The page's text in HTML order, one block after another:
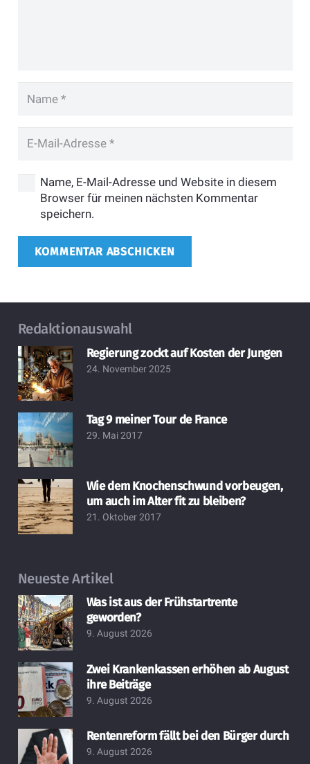
Name, E-Mail-Adresse und Website in diesem
Browser für meinen nächsten Kommentar
speichern.
KOMMENTAR ABSCHICKEN
Redaktionauswahl
Regierung zockt auf Kosten der Jungen
24. November 2025
Tag 9 meiner Tour de France
29. Mai 2017
Wie dem Knochenschwund vorbeugen,
um auch im Alter fit zu bleiben?
21. Oktober 2017
Neueste Artikel
Was ist aus der Frühstartrente
geworden?
9. August 2026
Zwei Krankenkassen erhöhen ab August
ihre Beiträge
9. August 2026
Rentenreform fällt bei den Bürger durch
9. August 2026